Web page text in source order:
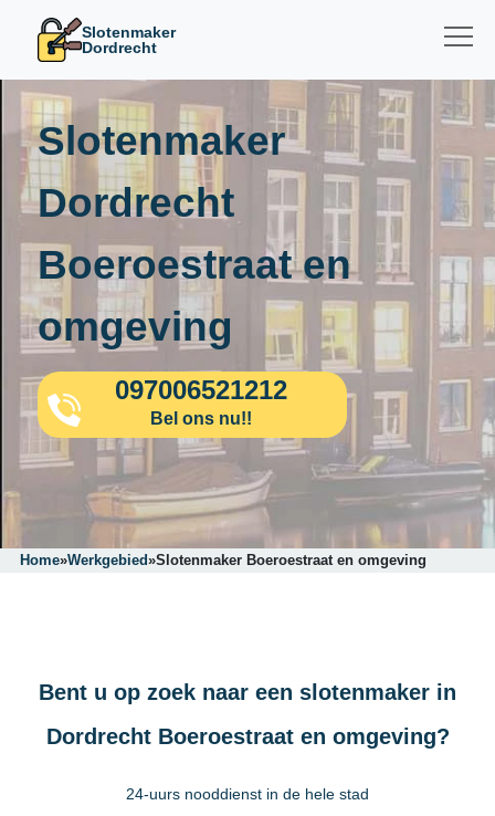
Slotenmaker
Dordrecht
Slotenmaker
Dordrecht
Boeroestraat en
omgeving
097006521212
Bel ons nu!!
Home»Werkgebied»Slotenmaker Boeroestraat en omgeving
Bent u op zoek naar een slotenmaker in
Dordrecht Boeroestraat en omgeving?
24-uurs nooddienst in de hele stad